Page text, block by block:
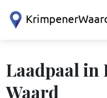
Laadpaal in
Waard